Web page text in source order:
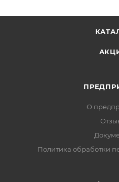
О
Политика обработки